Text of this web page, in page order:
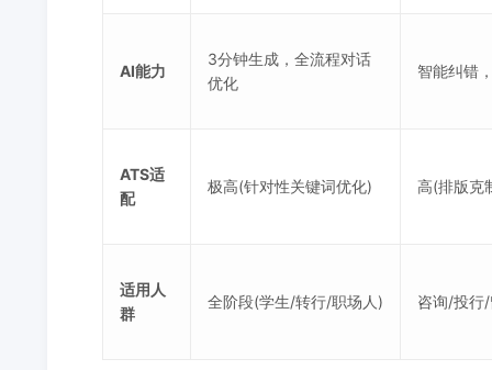
AI能力
3分钟生成，全流程对话
优化
智能纠错
ATS适
配
极高(针对性关键词优化) 高(排版克
适用人
群
全阶段(学生/转行/职场人) 咨询/投行